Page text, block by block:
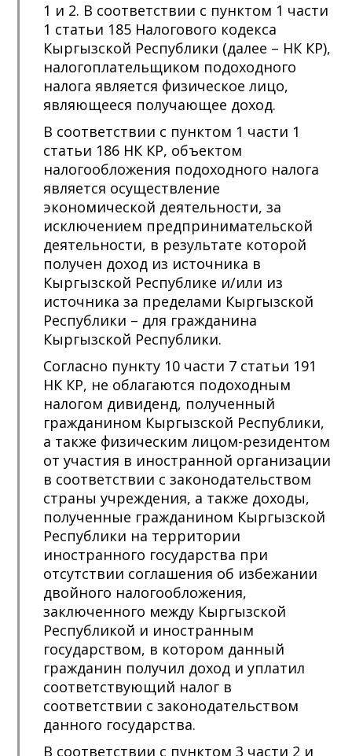
1 и 2. В соответствии с пунктом 1 части
1 статьи 185 Налогового кодекса
Кыргызской Республики (далее – НК КР),
налогоплательщиком подоходного
налога является физическое лицо,
являющееся получающее доход.
В соответствии с пунктом 1 части 1
статьи 186 НК КР, объектом
налогообложения подоходного налога
является осуществление
экономической деятельности, за
исключением предпринимательской
деятельности, в результате которой
получен доход из источника в
Кыргызской Республике и/или из
источника за пределами Кыргызской
Республики – для гражданина
Кыргызской Республики.
Согласно пункту 10 части 7 статьи 191
НК КР, не облагаются подоходным
налогом дивиденд, полученный
гражданином Кыргызской Республики,
а также физическим лицом-резидентом
от участия в иностранной организации
в соответствии с законодательством
страны учреждения, а также доходы,
полученные гражданином Кыргызской
Республики на территории
иностранного государства при
отсутствии соглашения об избежании
двойного налогообложения,
заключенного между Кыргызской
Республикой и иностранным
государством, в котором данный
гражданин получил доход и уплатил
соответствующий налог в
соответствии с законодательством
данного государства.
В соответствии с пунктом 3 части 2 и